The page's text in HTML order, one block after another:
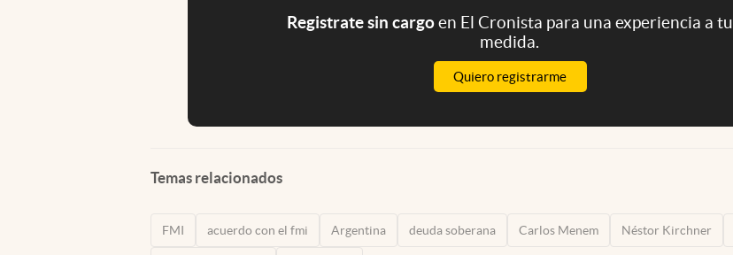
Registrate sin cargoen El Cronista para una experiencia a tu
medida.
Quiero registrarme
Temas relacionados
FMI acuerdo con el fmi Argentina deuda soberana Carlos Menem Néstor Kirchner